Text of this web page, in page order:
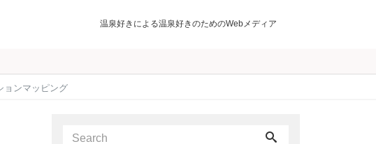
温泉好きによる温泉好きのためのWebメディア
ョンマッピング